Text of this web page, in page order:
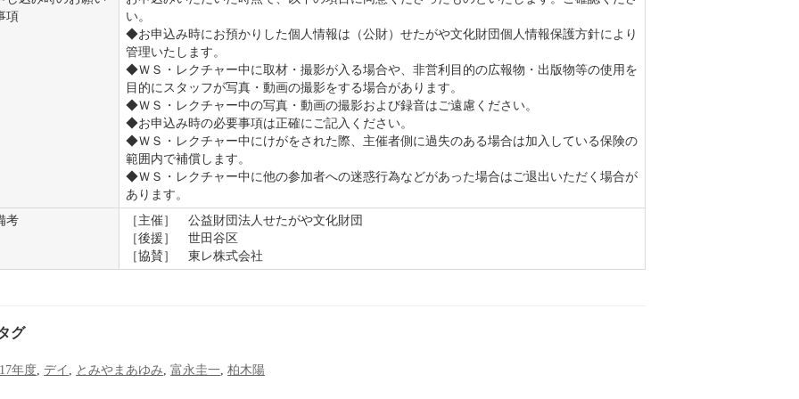
項
い。
◆お申込み時にお預かりした個人情報は（公財）せたがや文化財団個人情報保護方針により
管理いたします。
◆ＷＳ・レクチャー中に取材・撮影が入る場合や、非営利目的の広報物・出版物等の使用を
目的にスタッフが写真・動画の撮影をする場合があります。
◆ＷＳ・レクチャー中の写真・動画の撮影および録音はご遠慮ください。
◆お申込み時の必要事項は正確にご記入ください。
◆ＷＳ・レクチャー中にけがをされた際、主催者側に過失のある場合は加入している保険の
範囲内で補償します。
◆ＷＳ・レクチャー中に他の参加者への迷惑行為などがあった場合はご退出いただく場合が
あります。
考
［主催］ 公益財団法人せたがや文化財団
［後援］ 世田谷区
［協賛］ 東レ株式会社
グ
年度, デイ , とみやまあゆみ, 富永圭一, 柏木陽